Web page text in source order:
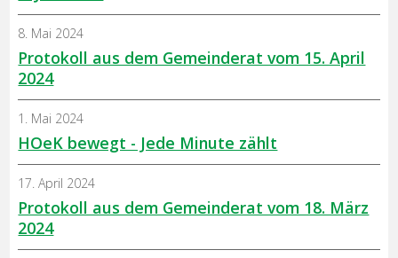
Protokoll aus dem Gemeinderat vom 15. April
2024
8. Mai 2024
HOeK bewegt - Jede Minute zählt
1. Mai 2024
Protokoll aus dem Gemeinderat vom 18. März
2024
17. April 2024